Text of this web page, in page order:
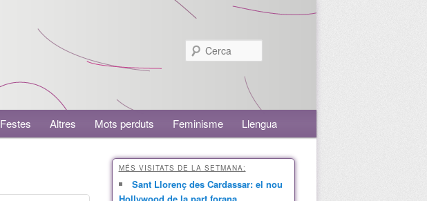
Festes Altres Mots perduts Feminisme Llengua
MÉS VISITATS DE LA SETMANA:
Sant Llorenç des Cardassar: el nou